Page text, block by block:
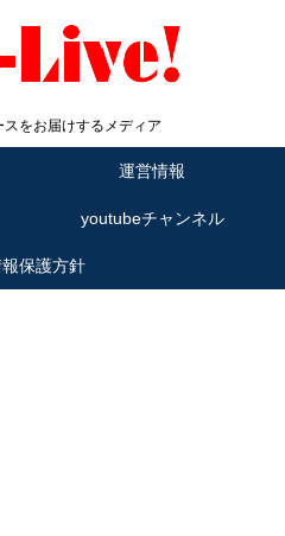
をお届けするメディア
運営情報
youtubeチャンネル
保護方針